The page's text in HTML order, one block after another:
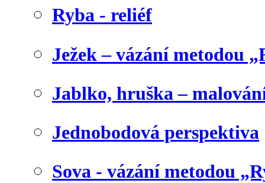
Ryba - reliéf
Ježek – vázání metodou
Jablko, hruška –
Jednobodová perspektiva
Sova - vázání metodou